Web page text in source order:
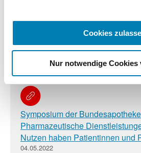
Cookies
Nur notwendige Cookies
10.06.2022
NNF vereinfacht
12.05.2022
Symposium der
Pharmazeutische
Nutzen haben Patientinnen und
04.05.2022